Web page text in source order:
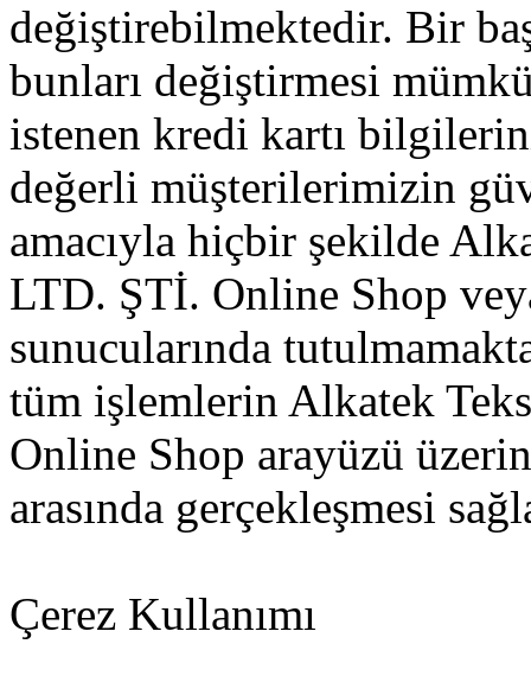
değiştirebilmektedir. Bir
bunları değiştirmesi
istenen kredi kartı
değerli müşterilerimizin
amacıyla hiçbir şekilde
LTD. ŞTİ. Online Shop
sunucularında
tüm işlemlerin Alkatek
Online Shop arayüzü
arasında gerçekleşmesi
Çerez Kullanımı